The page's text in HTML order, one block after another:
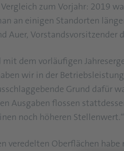
zum Vorjahr: 2019
an einigen Standorten
Auer, Vorstandsvorsitzender
mit dem vorläufigen
wir in der
Grund dafür
Ausgaben flossen
noch höheren Stellenwert.“
veredelten Oberflächen